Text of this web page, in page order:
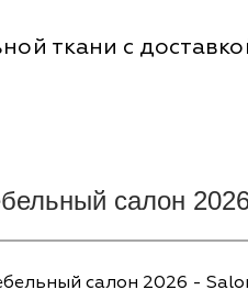
ткани с
салон
салон 2026 -